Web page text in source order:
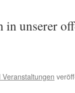
unserer